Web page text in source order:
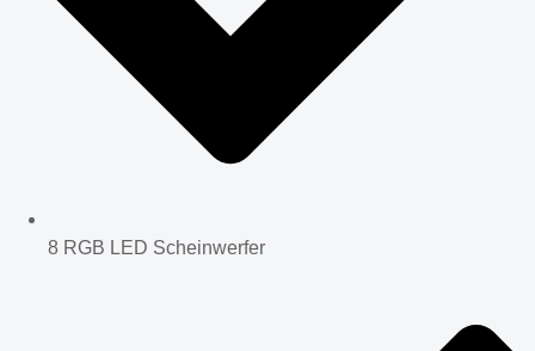
8 RGB LED Scheinwerfer